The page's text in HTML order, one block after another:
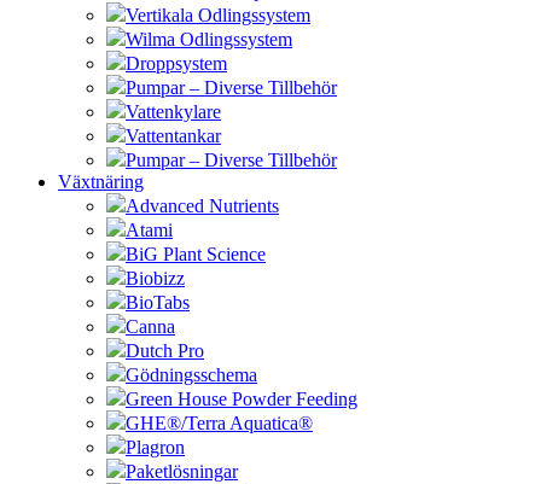
Vertikala Odlingssystem
Wilma Odlingssystem
Droppsystem
Pumpar – Diverse Tillbehör
Vattenkylare
Vattentankar
Pumpar – Diverse Tillbehör
Växtnäring
Advanced Nutrients
Atami
BiG Plant Science
Biobizz
BioTabs
Canna
Dutch Pro
Gödningsschema
Green House Powder Feeding
GHE®/Terra Aquatica®
Plagron
Paketlösningar